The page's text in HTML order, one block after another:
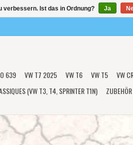
639 VW T7 2025 VW T6 VW T5 VW
(VW T3, T4, SPRINTER T1N) ZUBEHÖR
verbessern. Ist das in Ordnung? Ja